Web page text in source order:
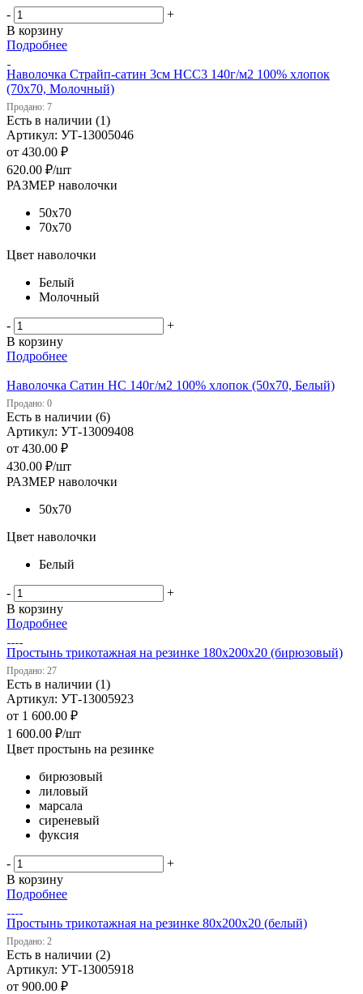
-
+
В корзину
Подробнее
Наволочка Страйп-сатин 3см НСС3 140г/м2 100% хлопок
(70х70, Молочный)
Продано: 7
Есть в наличии (1)
Артикул: УТ-13005046
от 430.00 ₽
620.00 ₽/шт
РАЗМЕР наволочки
50х70
70х70
Цвет наволочки
Белый
Молочный
-
+
В корзину
Подробнее
Наволочка Сатин НС 140г/м2 100% хлопок (50х70, Белый)
Продано: 0
Есть в наличии (6)
Артикул: УТ-13009408
от 430.00 ₽
430.00 ₽/шт
РАЗМЕР наволочки
50х70
Цвет наволочки
Белый
-
+
В корзину
Подробнее
Простынь трикотажная на резинке 180х200х20 (бирюзовый)
Продано: 27
Есть в наличии (1)
Артикул: УТ-13005923
от 1 600.00 ₽
1 600.00 ₽/шт
Цвет простынь на резинке
бирюзовый
лиловый
марсала
сиреневый
фуксия
-
+
В корзину
Подробнее
Простынь трикотажная на резинке 80х200х20 (белый)
Продано: 2
Есть в наличии (2)
Артикул: УТ-13005918
от 900.00 ₽